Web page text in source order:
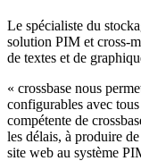
Le spécialiste du
solution PIM et cross-
de textes et de
« crossbase nous
configurables avec
compétente de
les délais, à produire
site web au système